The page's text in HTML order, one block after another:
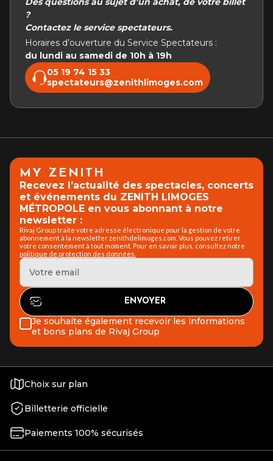
?
Contactez le service spectateurs.
Horaires d’ouverture du Service Spectateurs :
du lundi au samedi de 10h à 19h
05 19 74 15 33
spectateurs@zenithlimoges.com
MY ZENITH
Recevez l’actualité des spectacles, concerts
et événements du ZENITH LIMOGES
MÉTROPOLE en vous abonnant à notre
newsletter :
Rivaj Group traite votre adresse électronique pour la gestion de votre
abonnement à la newsletter zenithdelimoges.com. Vous pouvez retirer
votre consentement à tout moment. Pour en savoir plus, consultez notre
politique de protection des données.
Je souhaite également recevoir les informations
et bons plans de Rivaj Group
Choix sur plan
Billetterie officielle
Paiements 100% sécurisés